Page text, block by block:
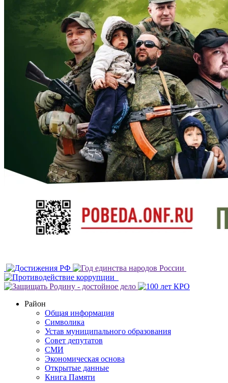
Район
Общая информация
Символика
Устав муниципального образования
Совет депутатов
СМИ
Экономическая основа
Открытые данные
Книга Памяти